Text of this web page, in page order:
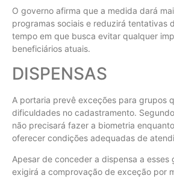
O governo afirma que a medida dará
programas sociais e reduzirá tentativas
tempo em que busca evitar qualquer
beneficiários atuais.
DISPENSAS
A portaria prevê exceções para grupos
dificuldades no cadastramento.
não precisará fazer a biometria
oferecer condições adequadas de
Apesar de conceder a dispensa a esses
exigirá a comprovação de exceção por